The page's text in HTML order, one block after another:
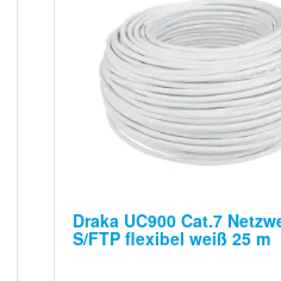
Draka UC900 Cat.7
S/FTP flexibel weiß 25 m